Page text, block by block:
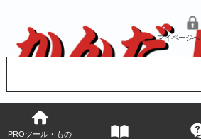
マイページ
PROツール・もの